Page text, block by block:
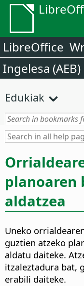
LibreOffice
Ingelesa (AEB)
Edukiak
planoaren
aldatzea
Uneko
guztien atzeko
aldatu daiteke.
itzaleztadura bat,
erabili daiteke.